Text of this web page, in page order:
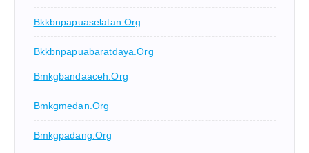
Bkkbnpapuaselatan.org
Bkkbnpapuabaratdaya.org
Bmkgbandaaceh.org
Bmkgmedan.org
Bmkgpadang.org